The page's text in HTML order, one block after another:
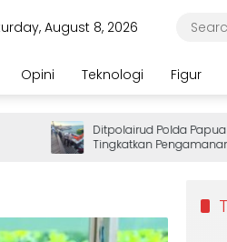
August 8, 2026
Opini Teknologi Figur
Ditpolairud Polda Papua
Tingkatkan Pengamanan
Wisatawan